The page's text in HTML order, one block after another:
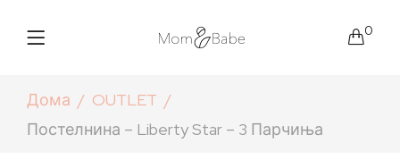
0
Дома
OUTLET
Постелнина – Liberty Star – 3 Парчиња